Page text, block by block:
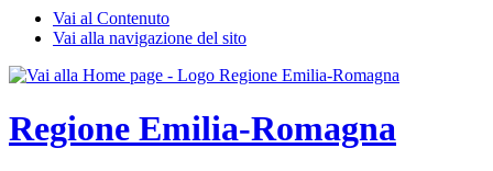
Vai al Contenuto
Vai alla navigazione del sito
Regione Emilia-Romagna